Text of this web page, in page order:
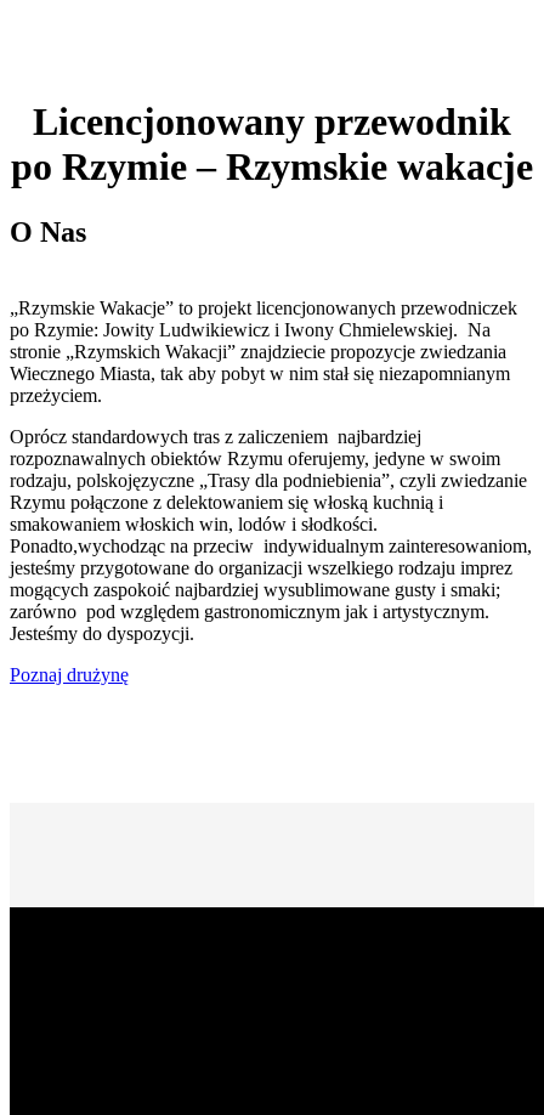
Licencjonowany przewodnik
po Rzymie – Rzymskie wakacje
O Nas
„Rzymskie Wakacje” to projekt licencjonowanych przewodniczek
po Rzymie: Jowity Ludwikiewicz i Iwony Chmielewskiej. Na
stronie „Rzymskich Wakacji” znajdziecie propozycje zwiedzania
Wiecznego Miasta, tak aby pobyt w nim stał się niezapomnianym
przeżyciem.
Oprócz standardowych tras z zaliczeniem najbardziej
rozpoznawalnych obiektów Rzymu oferujemy, jedyne w swoim
rodzaju, polskojęzyczne „Trasy dla podniebienia”, czyli zwiedzanie
Rzymu połączone z delektowaniem się włoską kuchnią i
smakowaniem włoskich win, lodów i słodkości.
Ponadto,wychodząc na przeciw indywidualnym zainteresowaniom,
jesteśmy przygotowane do organizacji wszelkiego rodzaju imprez
mogących zaspokoić najbardziej wysublimowane gusty i smaki;
zarówno pod względem gastronomicznym jak i artystycznym.
Jesteśmy do dyspozycji.
Poznaj drużynę